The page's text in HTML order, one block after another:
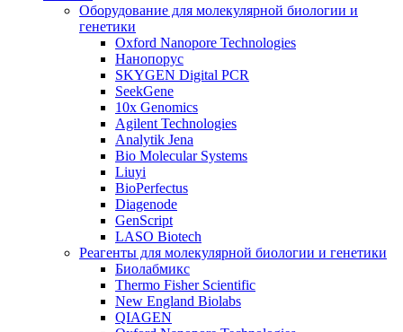
Оборудование для молекулярной биологии и
генетики
Oxford Nanopore Technologies
Нанопорус
SKYGEN Digital PCR
SeekGene
10x Genomics
Agilent Technologies
Analytik Jena
Bio Molecular Systems
Liuyi
BioPerfectus
Diagenode
GenScript
LASO Biotech
Реагенты для молекулярной биологии и генетики
Биолабмикс
Thermo Fisher Scientific
New England Biolabs
QIAGEN